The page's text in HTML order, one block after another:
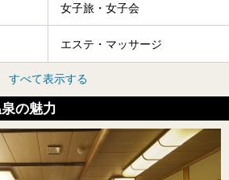
女子旅・女子会
エステ・マッサージ
すべて表示する
の魅力